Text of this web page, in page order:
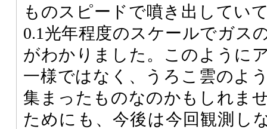
ものスピードで噴き出してい
0.1光年程度のスケールでガス
がわかりました。このように
一様ではなく、うろこ雲のよ
集まったものなのかもしれま
ためにも、今後は今回観測し